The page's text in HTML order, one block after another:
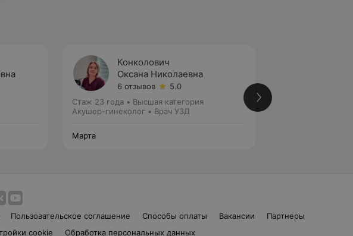
Конколович
Оксана Николаевна
6 отзывов
5.0
Стаж 23 года • Высшая категория
Акушер-гинеколог • Врач УЗД
Марта
Пользовательское соглашение Способы оплаты Вакансии
Партнеры
cookie Обработка персональных данных